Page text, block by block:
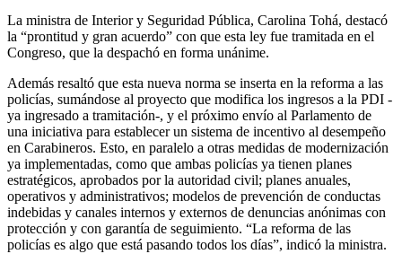
La ministra de Interior y Seguridad Pública, Carolina Tohá, destacó
la “prontitud y gran acuerdo” con que esta ley fue tramitada en el
Congreso, que la despachó en forma unánime.
Además resaltó que esta nueva norma se inserta en la reforma a las
policías, sumándose al proyecto que modifica los ingresos a la PDI -
ya ingresado a tramitación-, y el próximo envío al Parlamento de
una iniciativa para establecer un sistema de incentivo al desempeño
en Carabineros. Esto, en paralelo a otras medidas de modernización
ya implementadas, como que ambas policías ya tienen planes
estratégicos, aprobados por la autoridad civil; planes anuales,
operativos y administrativos; modelos de prevención de conductas
indebidas y canales internos y externos de denuncias anónimas con
protección y con garantía de seguimiento. “La reforma de las
policías es algo que está pasando todos los días”, indicó la ministra.